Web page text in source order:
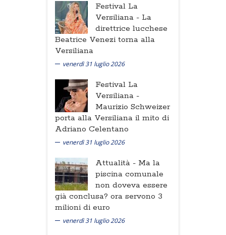
Festival La
Versiliana - La
direttrice lucchese
Beatrice Venezi torna alla
Versiliana
venerdì 31 luglio 2026
Festival La
Versiliana -
Maurizio Schweizer
porta alla Versiliana il mito di
Adriano Celentano
venerdì 31 luglio 2026
Attualità - Ma la
piscina comunale
non doveva essere
già conclusa? ora servono 3
milioni di euro
venerdì 31 luglio 2026